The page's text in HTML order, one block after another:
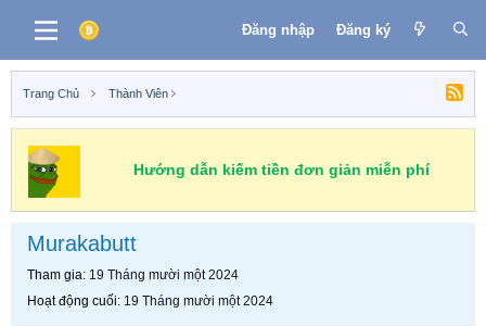
Đăng nhập Đăng ký
Trang Chủ Thành Viên
Hướng dẫn kiếm tiền đơn giản miễn phí
Murakabutt
Tham gia 19 Tháng mười một 2024
Hoạt động cuối 19 Tháng mười một 2024